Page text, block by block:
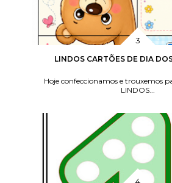
LINDOS CARTÕES DE DIA
Hoje confeccionamos e trouxemos
LINDOS...